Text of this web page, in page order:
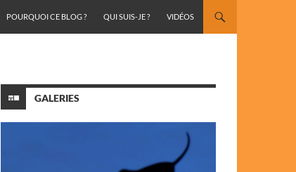
POURQUOI CE BLOG ?
QUI SUIS-JE ? VIDÉOS
GALERIES